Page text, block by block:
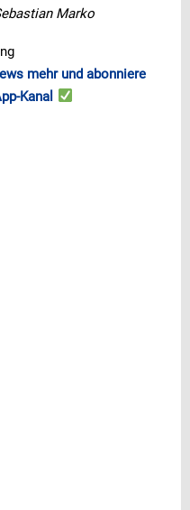
Marko
mehr und abonniere
Kanal